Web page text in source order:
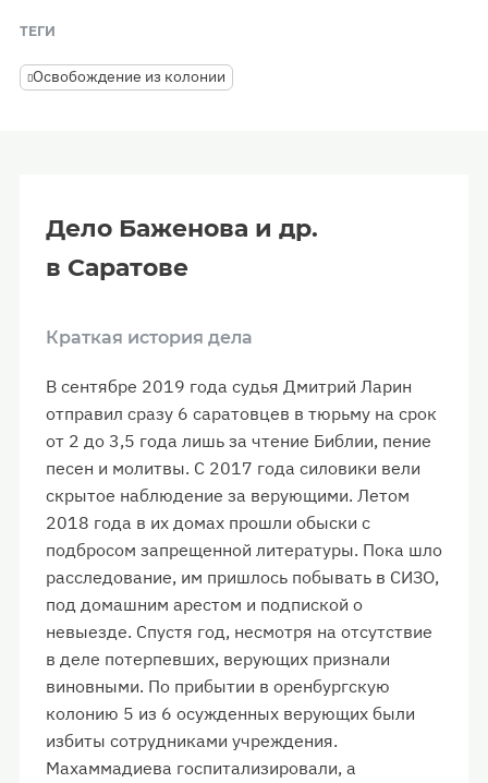
ТЕГИ
Освобождение из колонии
Дело Баженова и др.
в Саратове
Краткая история дела
В сентябре 2019 года судья Дмитрий Ларин
отправил сразу 6 саратовцев в тюрьму на срок
от 2 до 3,5 года лишь за чтение Библии, пение
песен и молитвы. С 2017 года силовики вели
скрытое наблюдение за верующими. Летом
2018 года в их домах прошли обыски с
подбросом запрещенной литературы. Пока шло
расследование, им пришлось побывать в СИЗО,
под домашним арестом и подпиской о
невыезде. Спустя год, несмотря на отсутствие
в деле потерпевших, верующих признали
виновными. По прибытии в оренбургскую
колонию 5 из 6 осужденных верующих были
избиты сотрудниками учреждения.
Махаммадиева госпитализировали, а